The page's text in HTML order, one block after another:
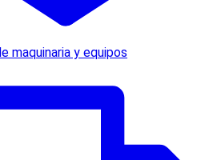
maquinaria y equipos